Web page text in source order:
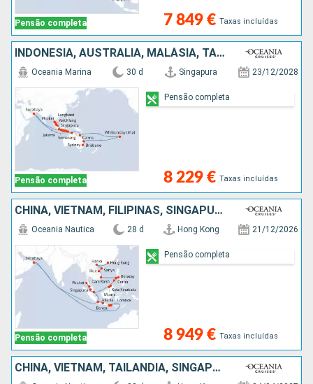
Pensão completa 7 849 € Taxas incluídas
INDONÉSIA, AUSTRALIA, MALÁSIA, TAILÂNDIA, SINGAPURA
Pensão completa
Oceania Marina 30 d Singapura 23/12/2028
8 229 € Taxas incluídas
Pensão completa
CHINA, VIETNAM, FILIPINAS, SINGAPURA, TAILÂNDIA, MALÁSIA, INDONÉSIA
Pensão completa
Oceania Nautica 28 d Hong Kong 21/12/2026
8 949 € Taxas incluídas
Pensão completa
CHINA, VIETNAM, TAILÂNDIA, SINGAPURA, MALÁSIA, SRI LANKA, ÍNDIA, EMIRATOS ÁRABES UNIDOS